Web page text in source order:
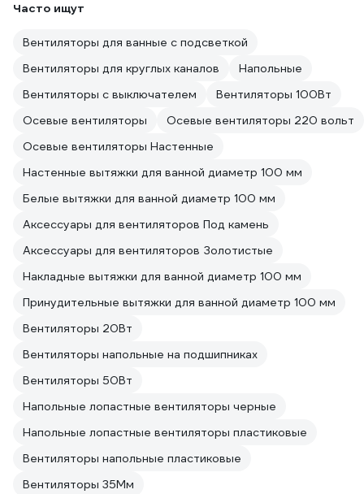
Часто ищут
Вентиляторы для ванные с подсветкой
Вентиляторы для круглых каналов
Напольные
Вентиляторы с выключателем
Вентиляторы 100Вт
Осевые вентиляторы
Осевые вентиляторы 220 вольт
Осевые вентиляторы Настенные
Настенные вытяжки для ванной диаметр 100 мм
Белые вытяжки для ванной диаметр 100 мм
Аксессуары для вентиляторов Под камень
Аксессуары для вентиляторов Золотистые
Накладные вытяжки для ванной диаметр 100 мм
Принудительные вытяжки для ванной диаметр 100 мм
Вентиляторы 20Вт
Вентиляторы напольные на подшипниках
Вентиляторы 50Вт
Напольные лопастные вентиляторы черные
Напольные лопастные вентиляторы пластиковые
Вентиляторы напольные пластиковые
Вентиляторы 35Мм